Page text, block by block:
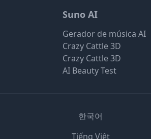
Suno AI
Gerador de música AI
Crazy Cattle 3D
Crazy Cattle 3D
AI Beauty Test
한국어
Tiếng Việt